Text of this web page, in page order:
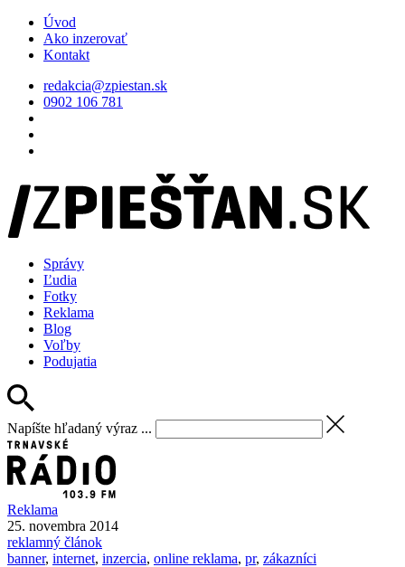
Úvod
Ako inzerovať
Kontakt
redakcia@zpiestan.sk
0902 106 781
Správy
Ľudia
Fotky
Reklama
Blog
Voľby
Podujatia
Napíšte hľadaný výraz ...
Reklama
25. novembra 2014
reklamný článok
banner, internet, inzercia, online reklama, pr, zákazníci